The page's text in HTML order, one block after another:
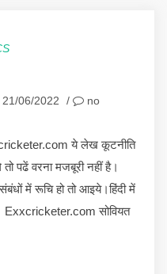
21/06/2022 /
no
ये लेख कूटनीति
पढें वरना मजबूरी नहीं है।
में रूचि हो तो आइये।हिंदी में
Exxcricketer.com सोवियत